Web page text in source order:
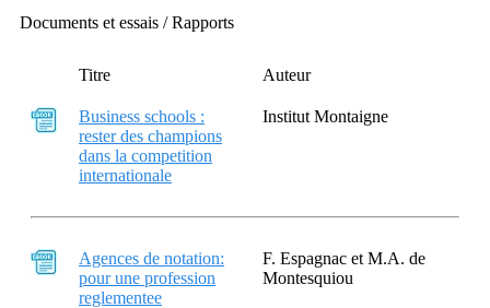
Documents et essais / Rapports
Titre Auteur
Business schools :
rester des champions
dans la competition
internationale
Institut Montaigne
Agences de notation:
pour une profession
reglementee
F. Espagnac et M.A. de
Montesquiou